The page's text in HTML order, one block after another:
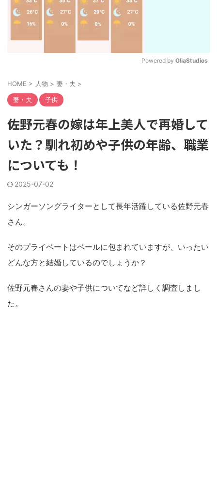
Powered by GliaStudios
HOME > 人物 > 妻・夫 >
妻・夫 子供
佐野元春の嫁は年上美人で再婚して
いた？馴れ初めや子供の年齢、職業
についても！
2025-07-02
シンガーソングライターとして長年活躍している佐野元春
さん。
そのプライベートはベールに包まれていますが、いったい
どんな方と結婚しているのでしょうか？
佐野元春さんの妻や子供についてなど詳しく調査しまし
た。